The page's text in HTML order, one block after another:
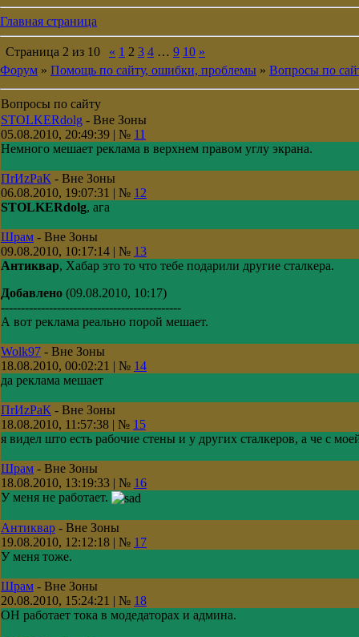
Главная страница
Страница 2 из 10 « 1 2 3 4 … 9 10 »
Форум » Помощь по сайту, ошибки, проблемы » Вопросы по
Вопросы по сайту
STOLKERdolg - Вне Зоны
05.08.2010, 20:49:39 | № 11
Немного мешает реклама в верхнем правом углу экрана.
ПrИzРaК - Вне Зоны
06.08.2010, 19:07:31 | № 12
STOLKERdolg, ага
Шрам - Вне Зоны
09.08.2010, 10:17:14 | № 13
Антиквар, Хабар это то что тебе подарили другие сталкера.
Добавлено (09.08.2010, 10:17)
---------------------------------------------
А вот реклама реально порой мешает.
Wolk97 - Вне Зоны
18.08.2010, 00:02:21 | № 14
да реклама мешает
ПrИzРaК - Вне Зоны
18.08.2010, 11:57:38 | № 15
я видел што есть рабочие стены и у других сталкеров, а че с
Шрам - Вне Зоны
18.08.2010, 13:19:33 | № 16
У меня не работает.
Антиквар - Вне Зоны
19.08.2010, 12:12:18 | № 17
У меня тоже.
Шрам - Вне Зоны
20.08.2010, 15:24:21 | № 18
ОН работает тока в модедаторах и админа.